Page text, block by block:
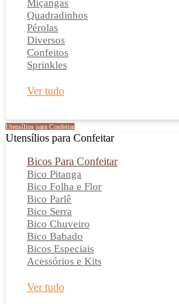
Miçangas
Quadradinhos
Pérolas
Diversos
Confeitos
Sprinkles
Ver tudo
Utensílios para Confeitar
Utensílios para Confeitar
Bicos Para Confeitar
Bico Pitanga
Bico Folha e Flor
Bico Parlê
Bico Serra
Bico Chuveiro
Bico Babado
Bicos Especiais
Acessórios e Kits
Ver tudo